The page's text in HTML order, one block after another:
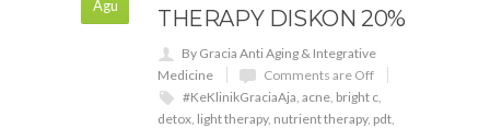
Agu
THERAPY DISKON 20%
By Gracia Anti Aging & Integrative
Medicine
Comments are Off
#KeKlinikGraciaAja, acne, bright c,
detox, light therapy, nutrient therapy, pdt,